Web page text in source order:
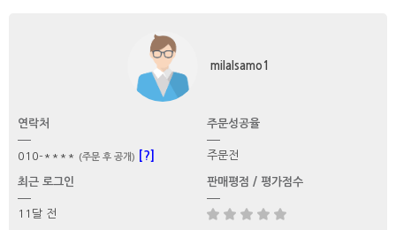
milalsamo1
연락처
010-**** (주문 후 공개) [?]
주문성공율
주문전
최근 로그인
11달 전
판매평점 / 평가점수